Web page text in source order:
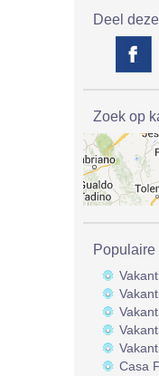
Deel
Zoek op
Casa